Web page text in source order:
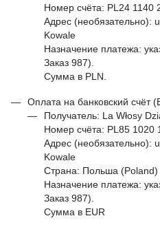
Номер счёта: PL24 1140
Адрес (необязательно):
Kowale
Назначение платежа:
Заказ 987).
Сумма в PLN.
Оплата на банковский счёт
Получатель: La Włosy
Номер счёта: PL85 1020
Адрес (необязательно):
Kowale
Страна: Польша (Poland)
Назначение платежа:
Заказ 987).
Сумма в EUR